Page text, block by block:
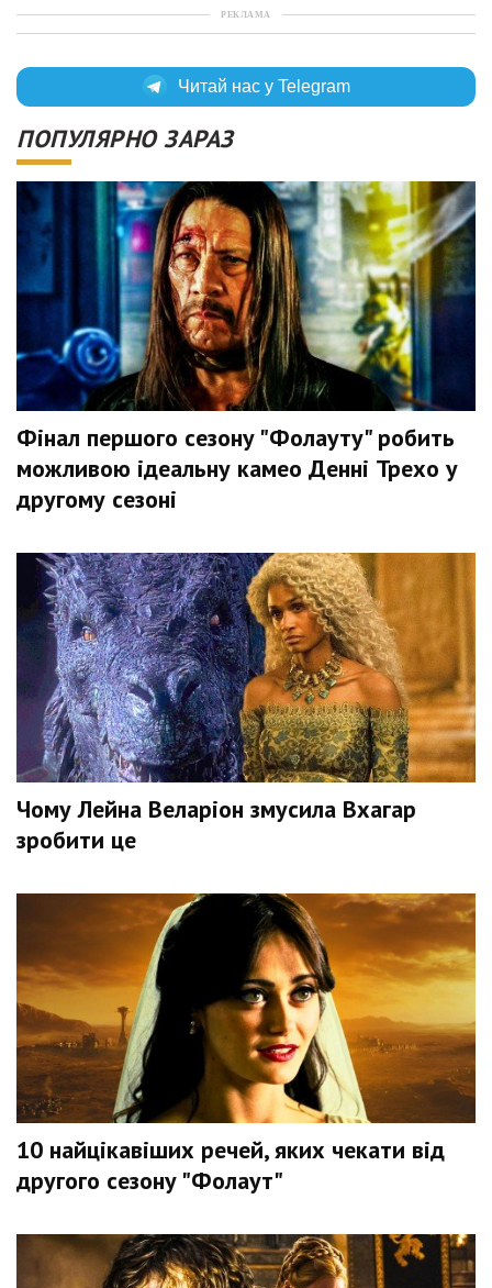
РЕКЛАМА
Читай нас у Telegram
ПОПУЛЯРНО ЗАРАЗ
Фінал першого сезону "Фолауту" робить
можливою ідеальну камео Денні Трехо у
другому сезоні
Чому Лейна Веларіон змусила Вхагар
зробити це
10 найцікавіших речей, яких чекати від
другого сезону "Фолаут"